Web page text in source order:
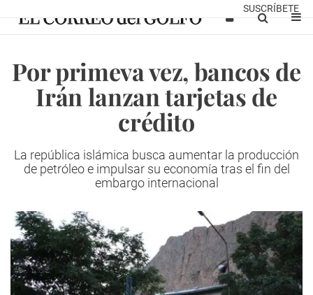
SUSCRÍBETE
Por primeva vez, bancos de
Irán lanzan tarjetas de
crédito
La república islámica busca aumentar la producción
de petróleo e impulsar su economía tras el fin del
embargo internacional